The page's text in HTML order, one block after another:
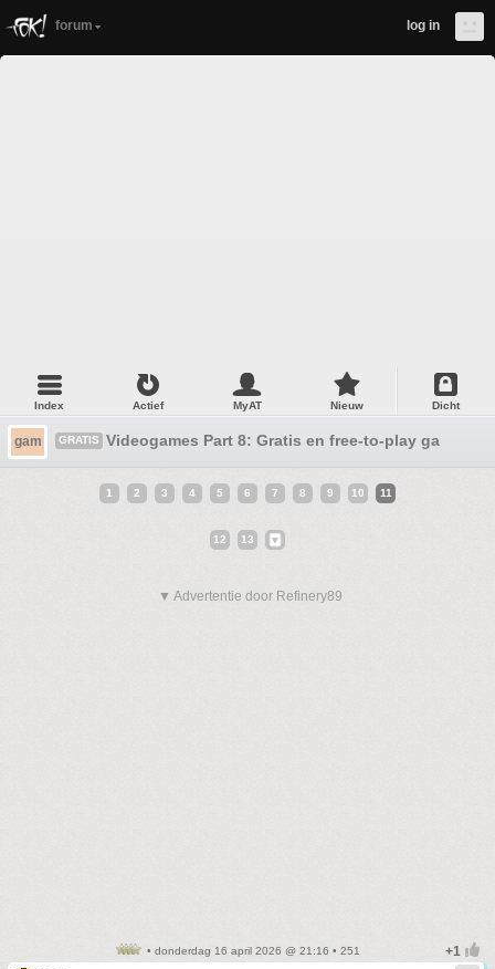
forum log in
Index Actief MyAT Nieuw Dicht
gam GRATIS Videogames Part 8: Gratis en free-to-play games!
1 2 3 4 5 6 7 8 9 10 11
12 13
▼ Advertentie door Refinery89
• donderdag 16 april 2026 @ 21:16 • 251